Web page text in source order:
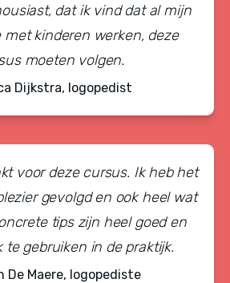
Dijkstra, logopedist
dat ik vind dat al mijn
met kinderen werken, deze
moeten volgen.
De Maere, logopediste
voor deze cursus. Ik heb het
gevolgd en ook heel wat
tips zijn heel goed en
te gebruiken in de praktijk.